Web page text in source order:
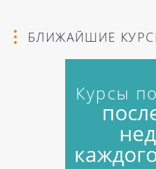
БЛИЖАЙШИЕ
Курсы